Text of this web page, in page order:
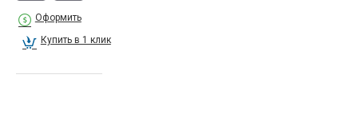
Оформить
Купить в 1 клик